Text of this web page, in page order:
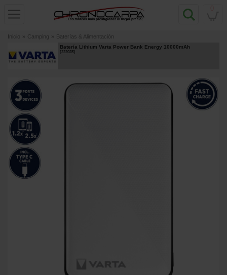
Inicio » Camping » Baterías & Alimentación
Batería Lithium Varta Power Bank Energy 10000mAh
[222028]